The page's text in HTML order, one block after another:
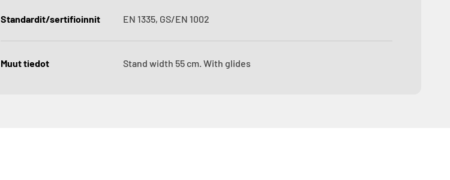
Standardit/sertifioinnit EN 1335, GS/EN 1002
Muut tiedot Stand width 55 cm. With glides